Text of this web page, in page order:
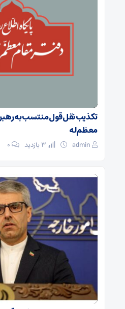
تکذیب نقل قول منتسب به رهبر
معظم‌له
admin ۰